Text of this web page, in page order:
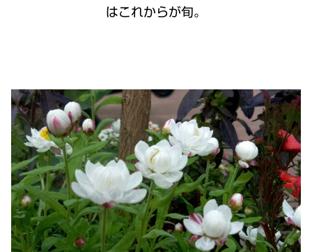
はこれからが旬。